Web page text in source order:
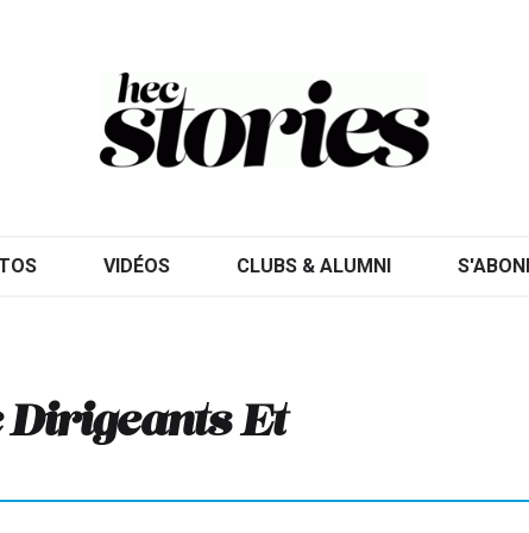
VIDÉOS CLUBS & ALUMNI
Dirigeants Et